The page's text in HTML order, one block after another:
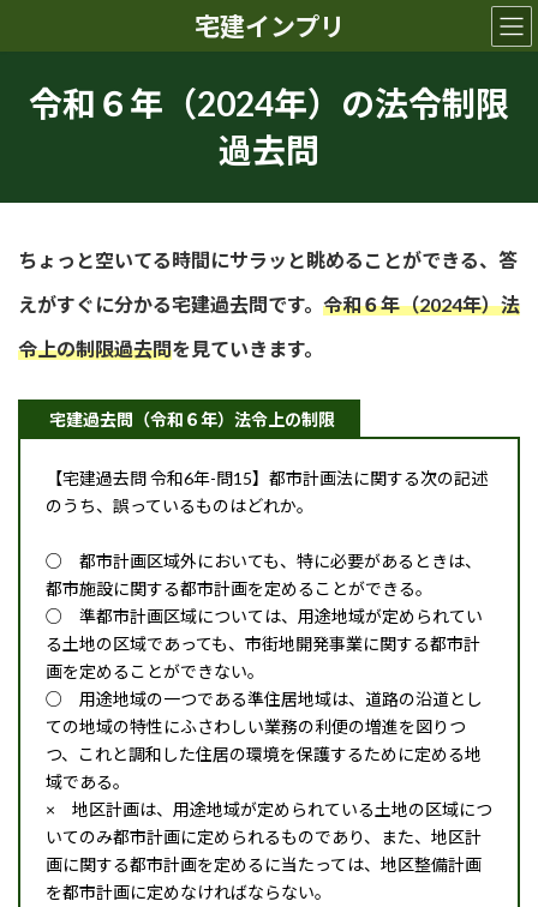
ッ
移
宅建インプリ
令和６年（2024年）の法令制限
過去問
ちょっと空いてる時間にサラッと眺めることができる、答
えがすぐに分かる宅建過去問です。 令和６年（2024年）法
令上の制限過去問を見ていきます。
宅建過去問（令和６年）法令上の制限
【宅建過去問 令和6年-問15】都市計画法に関する次の記述
のうち、誤っているものはどれか。
○ 都市計画区域外においても、特に必要があるときは、
都市施設に関する都市計画を定めることができる。
○ 準都市計画区域については、用途地域が定められてい
る土地の区域であっても、市街地開発事業に関する都市計
画を定めることができない。
○ 用途地域の一つである準住居地域は、道路の沿道とし
ての地域の特性にふさわしい業務の利便の増進を図りつ
つ、これと調和した住居の環境を保護するために定める地
域である。
× 地区計画は、用途地域が定められている土地の区域につ
いてのみ都市計画に定められるものであり、また、地区計
画に関する都市計画を定めるに当たっては、地区整備計画
を都市計画に定めなければならない。